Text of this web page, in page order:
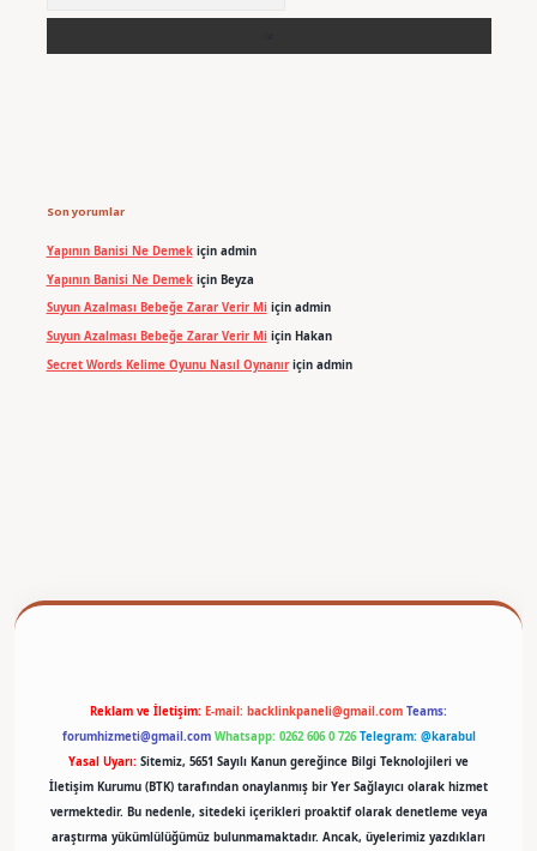
Son yorumlar
Yapının Banisi Ne Demekiçin admin
Yapının Banisi Ne Demekiçin Beyza
Suyun Azalması Bebeğe Zarar Verir Miiçin admin
Suyun Azalması Bebeğe Zarar Verir Miiçin Hakan
Secret Words Kelime Oyunu Nasıl Oynanıriçin admin
Reklam ve İletişim: E-mail: backlinkpaneli@gmail.com Teams:
forumhizmeti@gmail.com Whatsapp: 0262 606 0 726 Telegram: @karabul
Yasal Uyarı: Sitemiz, 5651 Sayılı Kanun gereğince Bilgi Teknolojileri ve
İletişim Kurumu (BTK) tarafından onaylanmış bir Yer Sağlayıcı olarak hizmet
vermektedir. Bu nedenle, sitedeki içerikleri proaktif olarak denetleme veya
araştırma yükümlülüğümüz bulunmamaktadır. Ancak, üyelerimiz yazdıkları